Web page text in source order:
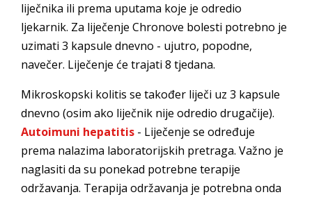
liječnika ili prema uputama koje je odredio
ljekarnik. Za liječenje Chronove bolesti potrebno je
uzimati 3 kapsule dnevno - ujutro, popodne,
navečer. Liječenje će trajati 8 tjedana.
Mikroskopski kolitis se također liječi uz 3 kapsule
dnevno (osim ako liječnik nije odredio drugačije).
Autoimuni hepatitis - Liječenje se određuje
prema nalazima laboratorijskih pretraga. Važno je
naglasiti da su ponekad potrebne terapije
održavanja. Terapija održavanja je potrebna onda